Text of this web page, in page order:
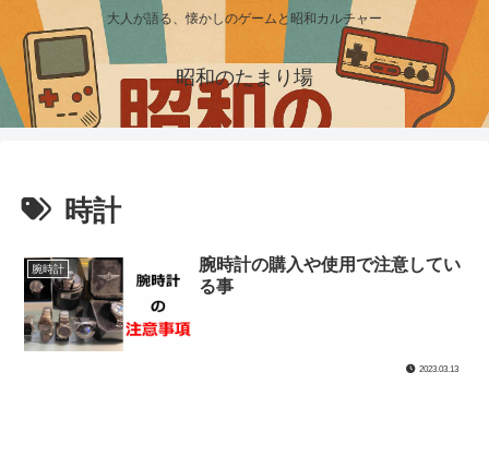
大人が語る、懐かしのゲームと昭和カルチャー
昭和のたまり場
時計
腕時計
腕時計の購入や使用で注意してい
る事
2023.03.13